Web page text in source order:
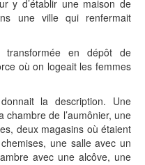
y d’établir une maison de
une ville qui renfermait
transformée en dépôt de
où on logeait les femmes
la description. Une
de l’aumônier, une
deux magasins où étaient
une salle avec un
avec une alcôve, une